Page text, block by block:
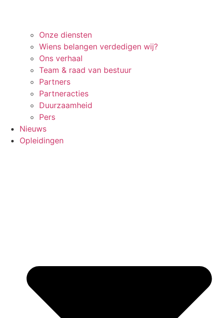
Onze diensten
Wiens belangen verdedigen wij?
Ons verhaal
Team & raad van bestuur
Partners
Partneracties
Duurzaamheid
Pers
Nieuws
Opleidingen